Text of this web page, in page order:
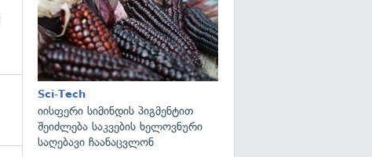
Sci-Tech
იისფერი სიმინდის პიგმენტით
შეიძლება საკვების ხელოვნური
საღებავი ჩაანაცვლონ